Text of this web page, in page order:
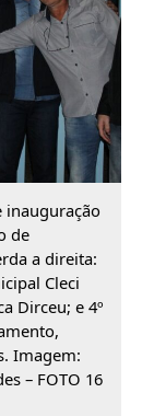
de
a direita:
Cleci
Dirceu; e 4º
Imagem:
– FOTO 16